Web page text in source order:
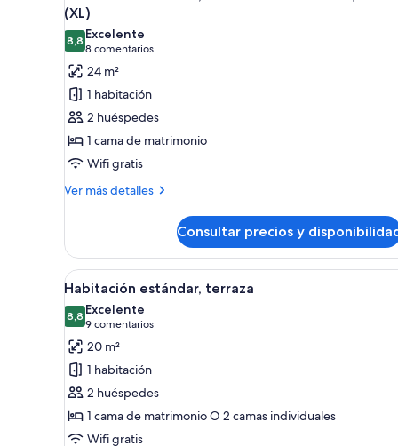
cama
de
matrimonio
grande,
terraza
todas
las
fotos
de
Habitación
estándar,
1
cama
de
matrimonio,
(XL)
8,88,8 de 10
Excelente
8 comentarios
(8 comentarios)
24 m²
1 habitación
2 huéspedes
1 cama de matrimonio
Wifi gratis
Ver más detalles
Más
estándar,
cama
matrimonio,
terraza
(XL)
Consultar precios y
Abrir
todas
las
fotos
de
Habitación
estándar,
terraza
Una habitación de hotel con
6
Habitación estándar, terraza
8,88,8 de 10
Excelente
9 comentarios
(9 comentarios)
20 m²
1 habitación
2 huéspedes
1 cama de matrimonio O 2 camas individuales
Wifi gratis